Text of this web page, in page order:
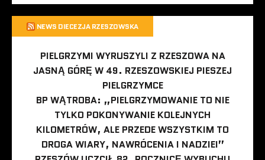
NEWS DIECEZJA RZESZOWSKA
PIELGRZYMI WYRUSZYLI Z RZESZOWA NA
JASNĄ GÓRĘ W 49. RZESZOWSKIEJ PIESZEJ
PIELGRZYMCE
BP WĄTROBA: „PIELGRZYMOWANIE TO NIE
TYLKO POKONYWANIE KOLEJNYCH
KILOMETRÓW, ALE PRZEDE WSZYSTKIM TO
DROGA WIARY, NAWRÓCENIA I NADZIEI”